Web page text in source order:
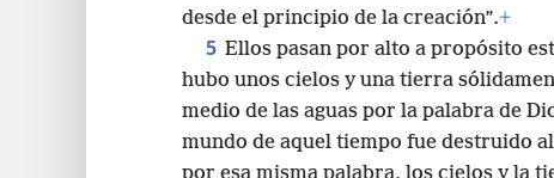
desde el principio de la creación”.+
5 Ellos pasan por alto a propósito
hubo unos cielos y una tierra
medio de las aguas por la palabra de
mundo de aquel tiempo fue destruido